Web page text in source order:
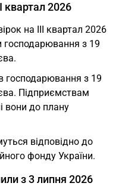
2026
на III квартал 2026
господарювання з 19
господарювання з 19
Підприємствам
вони до плану
відповідно до
фонду України.
з 3 липня 2026